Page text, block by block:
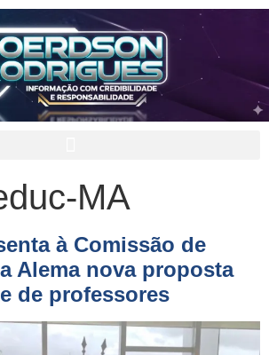
MA
à Comissão de
Alema nova proposta
de professores